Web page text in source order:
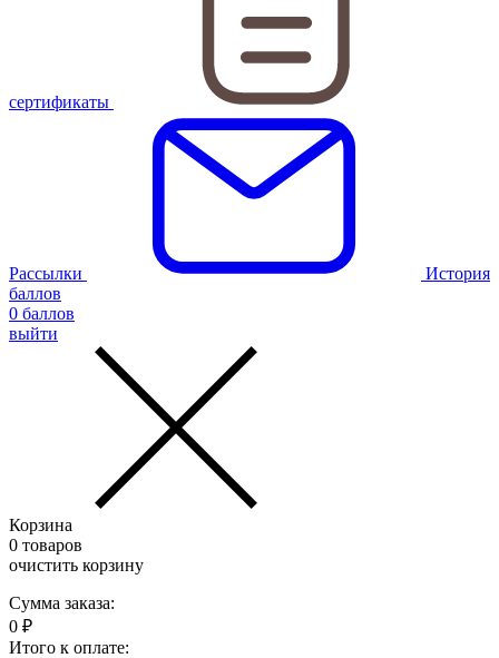
сертификаты
Рассылки
История
баллов
0 баллов
выйти
Корзина
0 товаров
очистить корзину
Сумма заказа:
0 ₽
Итого к оплате: